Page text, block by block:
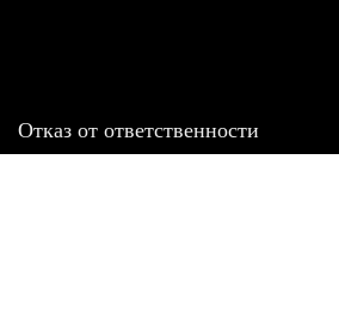
Отказ от ответственности